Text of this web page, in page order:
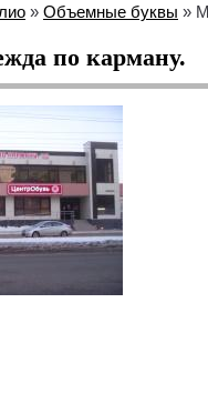
» Объемные буквы »
по карману.